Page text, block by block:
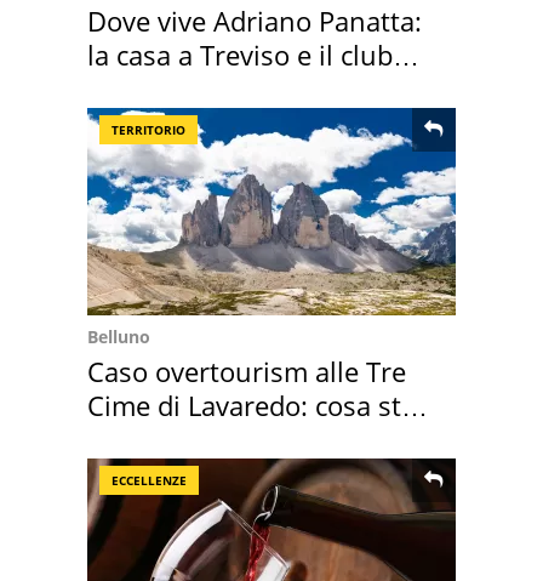
Dove vive Adriano Panatta:
la casa a Treviso e il club
TERRITORIO
Belluno
Caso overtourism alle Tre
Cime di Lavaredo: cosa sta
ECCELLENZE